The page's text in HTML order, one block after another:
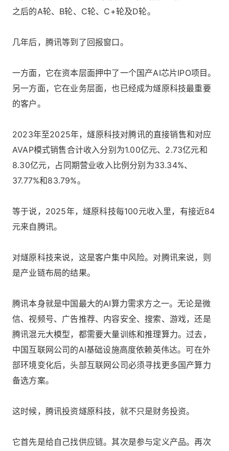
之后的A轮、B轮、C轮、C+轮及D轮。
几年后，腾讯等到了回报窗口。
一方面，它在资本层面押中了一个国产AI芯片IPO项目。
另一方面，它在业务层面，也已经成为燧原科技最重要
的客户。
2023年至2025年，燧原科技对腾讯的直接销售和对应
AVAP模式销售合计收入分别为1.00亿元、2.73亿元和
8.30亿元，占同期营业收入比例分别为33.34%、
37.77%和83.79%。
等于说，2025年，燧原科技每100元收入里，有接近84
元来自腾讯。
对燧原科技来说，这是客户集中风险。对腾讯来说，则
是产业链布局的结果。
腾讯本身就是中国最大的AI算力需求方之一。无论是微
信、视频号、广告推荐、内容安全、搜索、游戏，还是
腾讯混元大模型，都需要大量训练和推理算力。过去，
中国互联网公司的AI基础设施高度依赖英伟达。可在外
部环境变化后，头部互联网公司必须寻找更多国产算力
备选方案。
这时候，腾讯投资燧原科技，就不只是财务投资。
它首先是给自己找供应链。其次是参与定义产品。再次